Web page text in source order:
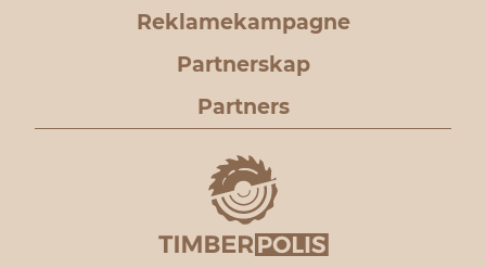
Reklamekampagne
Partnerskap
Partners